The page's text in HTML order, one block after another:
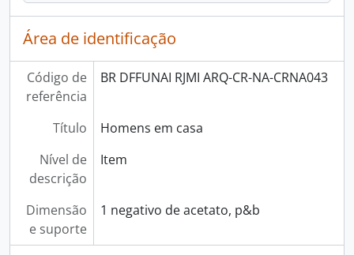
Área de identificação
Código de
referência
BR DFFUNAI RJMI ARQ-CR-NA-CRNA043
Título
Homens em casa
Nível de
descrição
Item
Dimensão
e suporte
1 negativo de acetato, p&b